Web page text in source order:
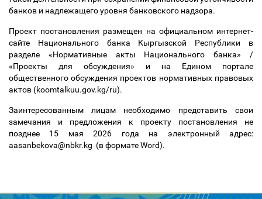
банков и надлежащего уровня банковского надзора.
Проект постановления размещен на официальном интернет-
сайте Национального банка Кыргызской Республики в
разделе «Нормативные акты Национального банка» /
«Проекты для обсуждения» и на Едином портале
общественного обсуждения проектов нормативных правовых
актов (koomtalkuu.gov.kg/ru).
Заинтересованным лицам необходимо представить свои
замечания и предложения к проекту постановления не
позднее
15 мая 2026 года на электронный адрес:
aasanbekova@nbkr.kg (в формате Word).